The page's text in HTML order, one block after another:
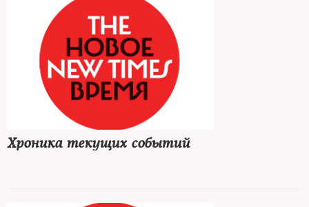
Хроника текущих событий